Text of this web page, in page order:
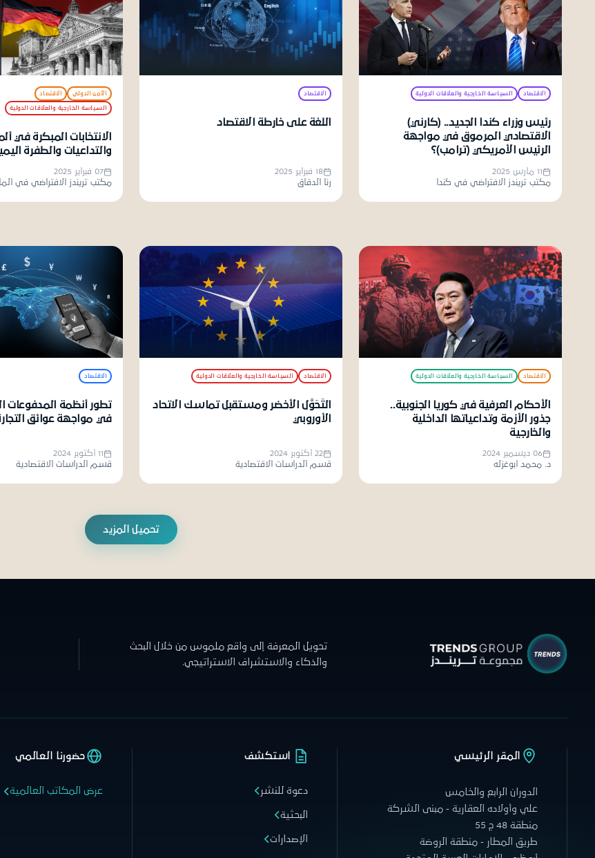
الاقتصاد السياسة الخارجية والعلاقات الدولية
رئيس وزراء كندا الجديد.. (كارني)
الاقتصادي المرموق في مواجهة
الرئيس الأمريكي (ترامب)؟
11 مارس 2025
مكتب تريندز الافتراضي في كندا
الاقتصاد
اللغة على خارطة الاقتصاد
18 فبراير 2025
رنا الدقاق
الأمن الدولي الاقتصاد
السياسة الخارجية والعلاقات الدولية
الانتخابات المبكرة في
والتداعيات والطفرة
07 فبراير 2025
مكتب تريندز الافتراضي في
الاقتصاد السياسة الخارجية والعلاقات الدولية
الأحكام العرفية في كوريا الجنوبية..
جذور الأزمة وتداعياتها الداخلية
والخارجية
06 ديسمبر 2024
د. محمد أبوغزله
الاقتصاد السياسة الخارجية والعلاقات الدولية
التَّحَوُّل الأخضر ومستقبل تماسك الاتحاد
الأوروبي
22 أكتوبر 2024
قسم الدراسات الاقتصادية
الاقتصاد
تطور أنظمة المدفوعات
في مواجهة عوائق
11 أكتوبر 2024
قسم الدراسات الاقتصادية
تحميل المزيد
تحويل المعرفة إلى واقع ملموس من خلال البحث
والذكاء والاستشراف الاستراتيجي.
المقر الرئيسي
الدوران الرابع والخامس
علي وأولاده العقارية - مبنى الشركة
منطقة 48 ج 55
طريق المطار - منطقة الروضة
استكشف
دعوة للنشر
البحثية
الإصدارات
حضورنا العالمي
عرض المكاتب العالمية